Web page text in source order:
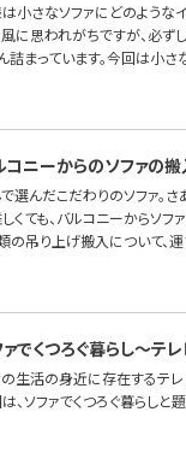
小さなソファにどのような
に思われがちですが、必ず
詰まっています。今回は小
コニーからのソファの搬
選んだこだわりのソファ。
くても、バルコニーからソ
の吊り上げ搬入について、
ァでくつろぐ暮らし〜テ
生活の身近に存在するテレ
、ソファでくつろぐ暮らし